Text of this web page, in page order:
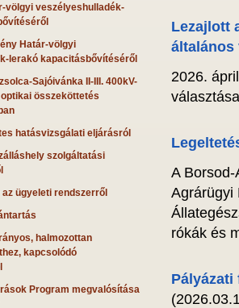
völgyi veszélyeshulladék-
Határ-völgyi
lerakó kapacitásbővítéséről
Sajóivánka II-III. 400kV-
összeköttetés
hatásvizsgálati eljárásról
szolgáltatási
az ügyeleti rendszerről
halmozottan
kapcsolódó
Program megvalósítása
Lezajlott
általános
2026.
A
Agrárügyi
rókák és